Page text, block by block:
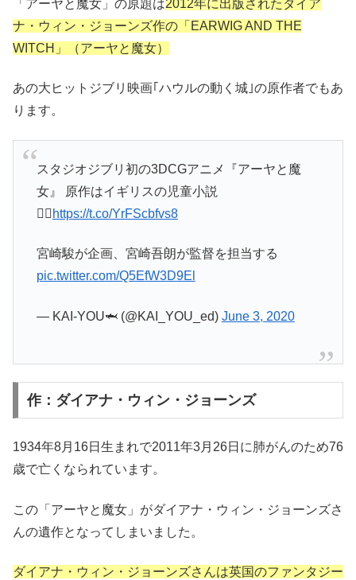
「アーヤと魔女」の原題は2012年に出版されたダイア
ナ・ウィン・ジョーンズ作の「EARWIG AND THE
WITCH」（アーヤと魔女）
あの大ヒットジブリ映画｢ハウルの動く城｣の原作者でもあ
ります。
スタジオジブリ初の3DCGアニメ『アーヤと魔
女』 原作はイギリスの児童小説
🧙‍♀️ https://t.co/YrFScbfvs8
宮崎駿が企画、宮崎吾朗が監督を担当する
pic.twitter.com/Q5EfW3D9El
— KAI-YOU🦈 (@KAI_YOU_ed) June 3, 2020
作：ダイアナ・ウィン・ジョーンズ
1934年8月16日生まれで2011年3月26日に肺がんのため76
歳で亡くなられています。
この「アーヤと魔女」がダイアナ・ウィン・ジョーンズさ
んの遺作となってしまいました。
ダイアナ・ウィン・ジョーンズさんは英国のファンタジー